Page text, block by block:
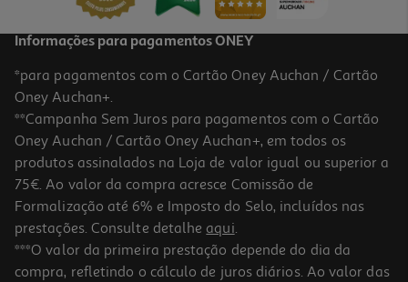
Auriculares Nothing Ear (open)
99.99 €/un
Informações para pagamentos ONEY
*para pagamentos com o Cartão Oney Auchan / Cartão
Oney Auchan+.
**Campanha Sem Juros para pagamentos com o Cartão
Oney Auchan / Cartão Oney Auchan+, em todos os
produtos assinalados na Loja de valor igual ou superior a
75€. Ao valor da compra acresce Comissão de
Formalização até 6% e Imposto do Selo, incluídos nas
prestações. Consulte detalhe aqui.
***O valor da primeira prestação depende do dia da
compra, refletindo o cálculo de juros diários. Ao valor das